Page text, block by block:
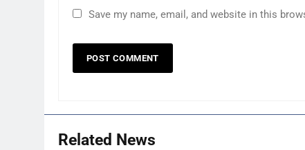
Save my name, email, and website in this
Related News